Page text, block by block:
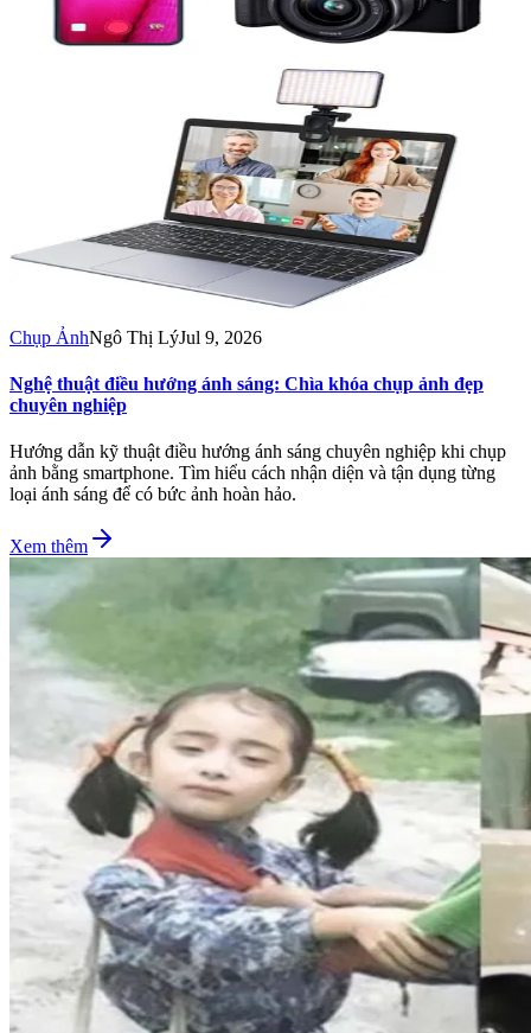
Chụp ẢnhNgô Thị LýJul 9, 2026
Nghệ thuật điều hướng ánh sáng: Chìa khóa chụp ảnh đẹp
chuyên nghiệp
Hướng dẫn kỹ thuật điều hướng ánh sáng chuyên nghiệp khi chụp
ảnh bằng smartphone. Tìm hiểu cách nhận diện và tận dụng từng
loại ánh sáng để có bức ảnh hoàn hảo.
Xem thêm